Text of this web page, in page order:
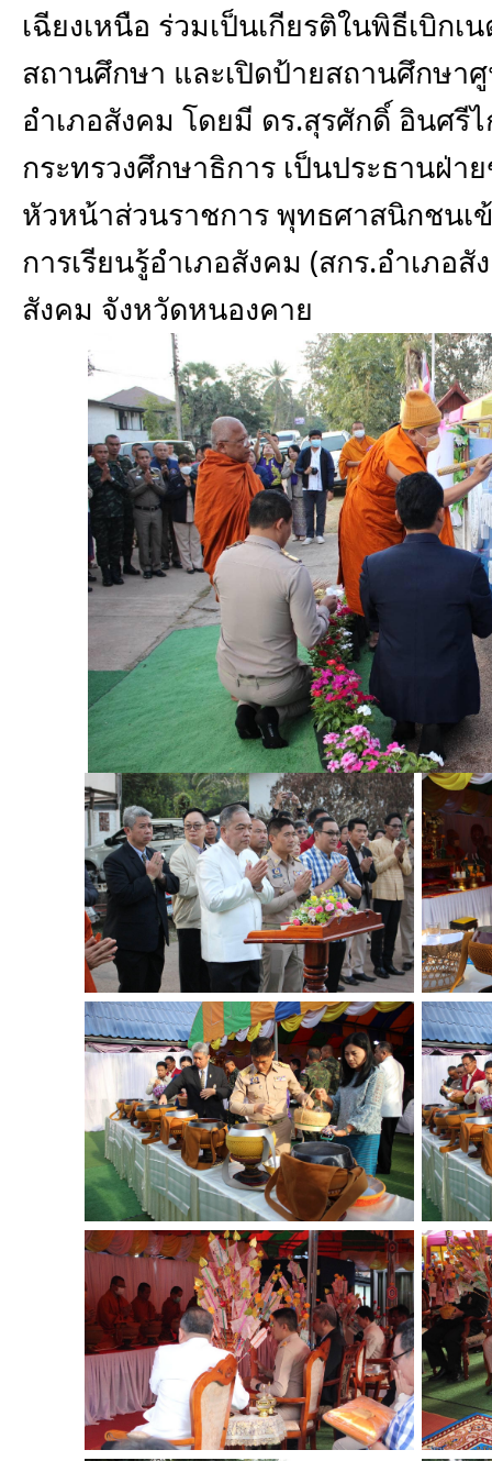
เฉียงเหนือ ร่วมเป็นเกียรติในพิธีเบิก
สถานศึกษา และเปิดป้ายสถานศึกษาศู
อำเภอสังคม โดยมี ดร.สุรศักดิ์ อินศรี
กระทรวงศึกษาธิการ เป็นประธานฝ่า
หัวหน้าส่วนราชการ พุทธศาสนิกชนเ
การเรียนรู้อำเภอสังคม (สกร.อำเภอ
สังคม จังหวัดหนองคาย